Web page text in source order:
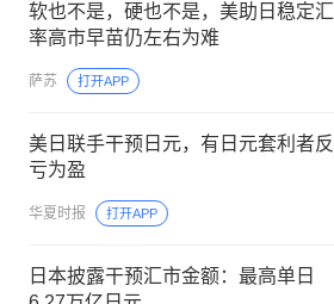
软也不是，硬也不是，美助日稳定汇
率高市早苗仍左右为难
萨苏 打开APP
美日联手干预日元，有日元套利者反
亏为盈
华夏时报 打开APP
日本披露干预汇市金额：最高单日